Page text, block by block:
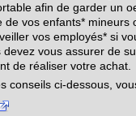
afin de garder un
de vos enfants* mineurs
vos employés* si
devez vous assurer de
de réaliser votre achat.
conseils ci-dessous,